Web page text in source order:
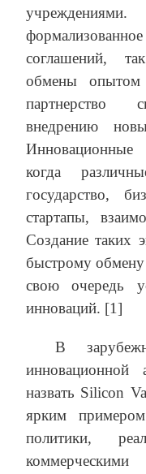
соглашений,
обмены
партнерство
внедрению
Инновационные
когда
государство,
стартапы,
Создание таких
быстрому
свою очередь
инноваций. [1]
В
инновационной
назвать Silicon
ярким
политики,